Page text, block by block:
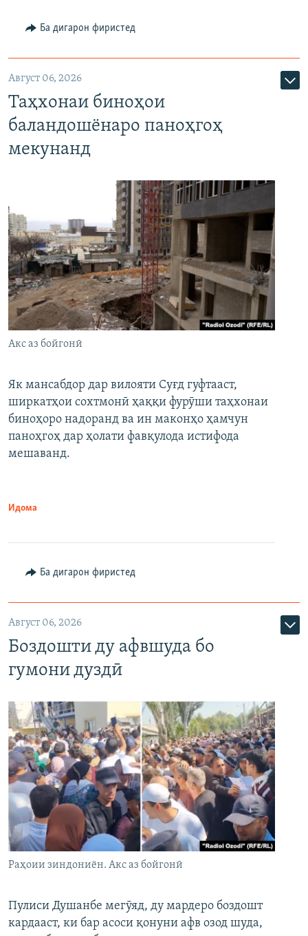
Ба дигарон фиристед
Август 06, 2026
Таҳхонаи биноҳои
баландошёнаро паноҳгоҳ
мекунанд
Акс аз бойгонӣ
Як мансабдор дар вилояти Суғд гуфтааст,
ширкатҳои сохтмонӣ ҳаққи фурӯши таҳхонаи
биноҳоро надоранд ва ин маконҳо ҳамчун
паноҳгоҳ дар ҳолати фавқулода истифода
мешаванд.
Идома
Ба дигарон фиристед
Август 06, 2026
Боздошти ду афвшуда бо
гумони дуздӣ
Раҳоии зиндониён. Акс аз бойгонӣ
Пулиси Душанбе мегӯяд, ду мардеро боздошт
кардааст, ки бар асоси қонуни афв озод шуда,